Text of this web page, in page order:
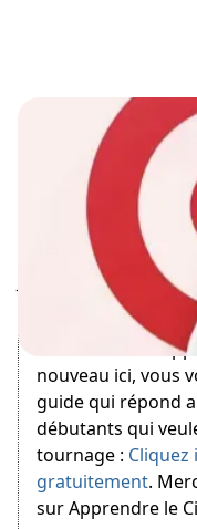
January 27, 2017
Bienvenue sur
nouveau ici, vous
guide qui répond
débutants qui
tournage :
gratuitement.
sur Apprendre le